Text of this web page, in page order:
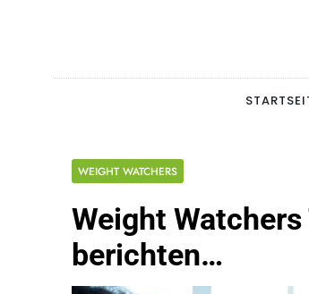
WEIGHT WATCHERS
Weight
berichten…